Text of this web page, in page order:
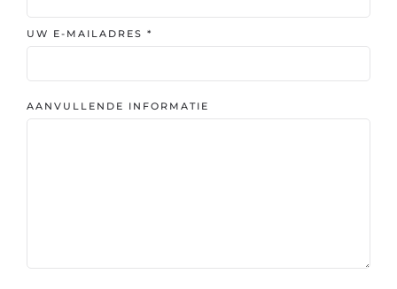
UW E-MAILADRES *
AANVULLENDE INFORMATIE